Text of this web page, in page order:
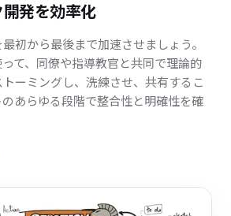
発を効率化
初から最後まで加速させましょう。
て、同僚や指導教官と共同で理論的
ーミングし、洗練させ、共有するこ
あらゆる段階で整合性と明確性を確